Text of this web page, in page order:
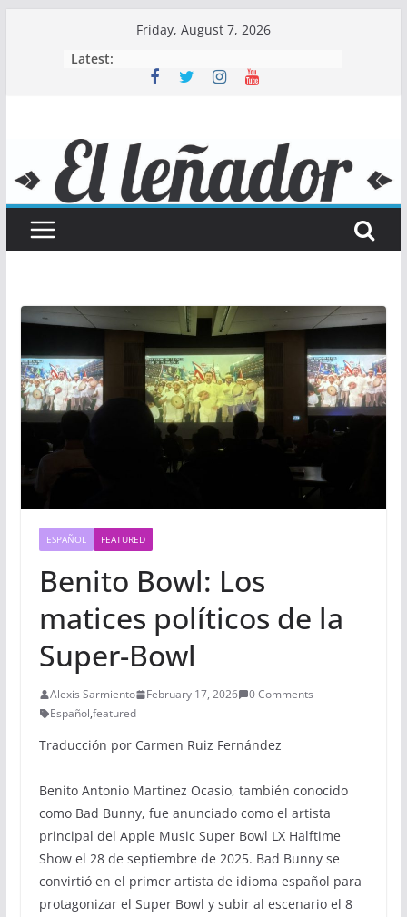
Friday, August 7, 2026
Latest:
ESPAÑOL FEATURED
Benito Bowl: Los
matices políticos de la
Super-Bowl
Alexis Sarmiento February 17, 2026
0 Comments
Español,featured
Traducción por Carmen Ruiz Fernández
Benito Antonio Martinez Ocasio, también conocido
como Bad Bunny, fue anunciado como el artista
principal del Apple Music Super Bowl LX Halftime
Show el 28 de septiembre de 2025. Bad Bunny se
convirtió en el primer artista de idioma español para
protagonizar el Super Bowl y subir al escenario el 8